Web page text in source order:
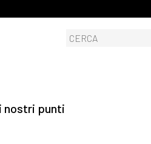
nostri punti